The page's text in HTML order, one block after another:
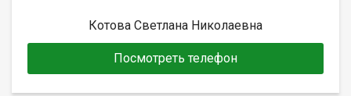
Котова Светлана Николаевна
Посмотреть телефон